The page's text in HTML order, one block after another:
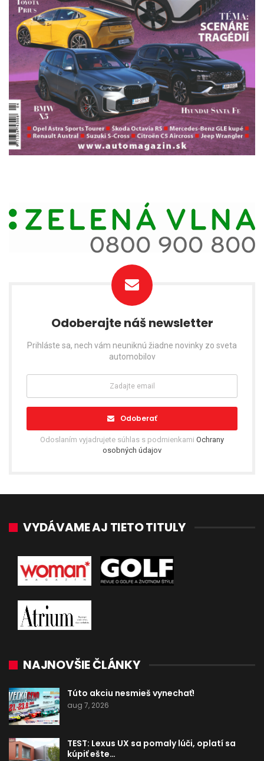
Odoberajte náš newsletter
Prihláste sa, nech vám neuniknú žiadne novinky zo sveta
automobilov
Odoberať
Odoslaním vyjadrujete súhlas s podmienkami Ochrany
osobných údajov
VYDÁVAME AJ TIETO TITULY
NAJNOVŠIE ČLÁNKY
Túto akciu nesmieš vynechať!
aug 7, 2026
TEST: Lexus UX sa pomaly lúči, oplatí sa
kúpiť ešte…